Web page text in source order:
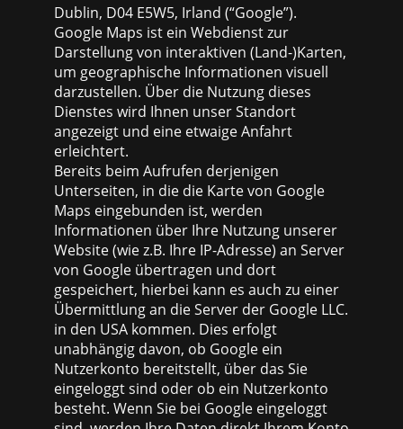
Dublin, D04 E5W5, Irland (“Google”).
Google Maps ist ein Webdienst zur
Darstellung von interaktiven (Land-)Karten,
um geographische Informationen visuell
darzustellen. Über die Nutzung dieses
Dienstes wird Ihnen unser Standort
angezeigt und eine etwaige Anfahrt
erleichtert.
Bereits beim Aufrufen derjenigen
Unterseiten, in die die Karte von Google
Maps eingebunden ist, werden
Informationen über Ihre Nutzung unserer
Website (wie z.B. Ihre IP-Adresse) an Server
von Google übertragen und dort
gespeichert, hierbei kann es auch zu einer
Übermittlung an die Server der Google LLC.
in den USA kommen. Dies erfolgt
unabhängig davon, ob Google ein
Nutzerkonto bereitstellt, über das Sie
eingeloggt sind oder ob ein Nutzerkonto
besteht. Wenn Sie bei Google eingeloggt